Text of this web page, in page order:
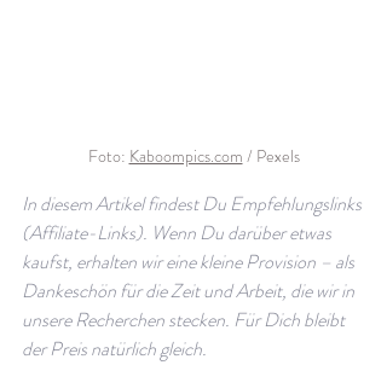
Foto: Kaboompics.com / Pexels
In diesem Artikel findest Du Empfehlungslinks
(Affiliate-Links). Wenn Du darüber etwas
kaufst, erhalten wir eine kleine Provision – als
Dankeschön für die Zeit und Arbeit, die wir in
unsere Recherchen stecken. Für Dich bleibt
der Preis natürlich gleich.